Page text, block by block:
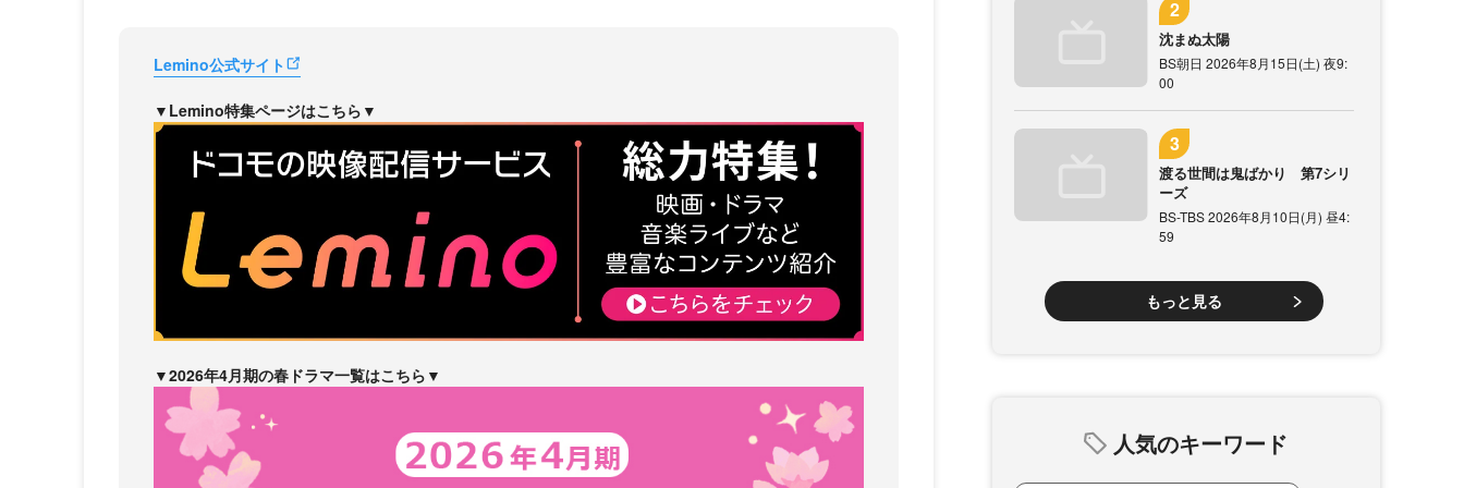
Lemino公式サイト
▼Lemino特集ページはこちら▼
▼2026年4月期の春ドラマ一覧はこちら▼
沈まぬ太陽
BS朝日 2026年8月15日(土) 夜9:
00
渡る世間は鬼ばかり 第7シリ
ーズ
BS-TBS 2026年8月10日(月) 昼4:
59
もっと見る
人気のキーワード